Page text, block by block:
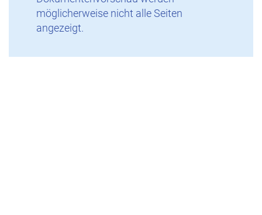
möglicherweise nicht alle Seiten
angezeigt.